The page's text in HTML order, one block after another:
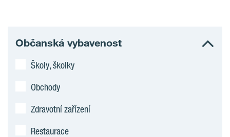
Občanská vybavenost
Školy, školky
Obchody
Zdravotní zařízení
Restaurace